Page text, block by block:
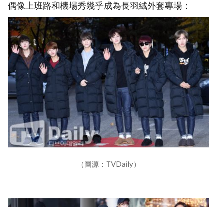
偶像上班路和機場秀幾乎成為長羽絨外套專場：
（圖源：TVDaily）